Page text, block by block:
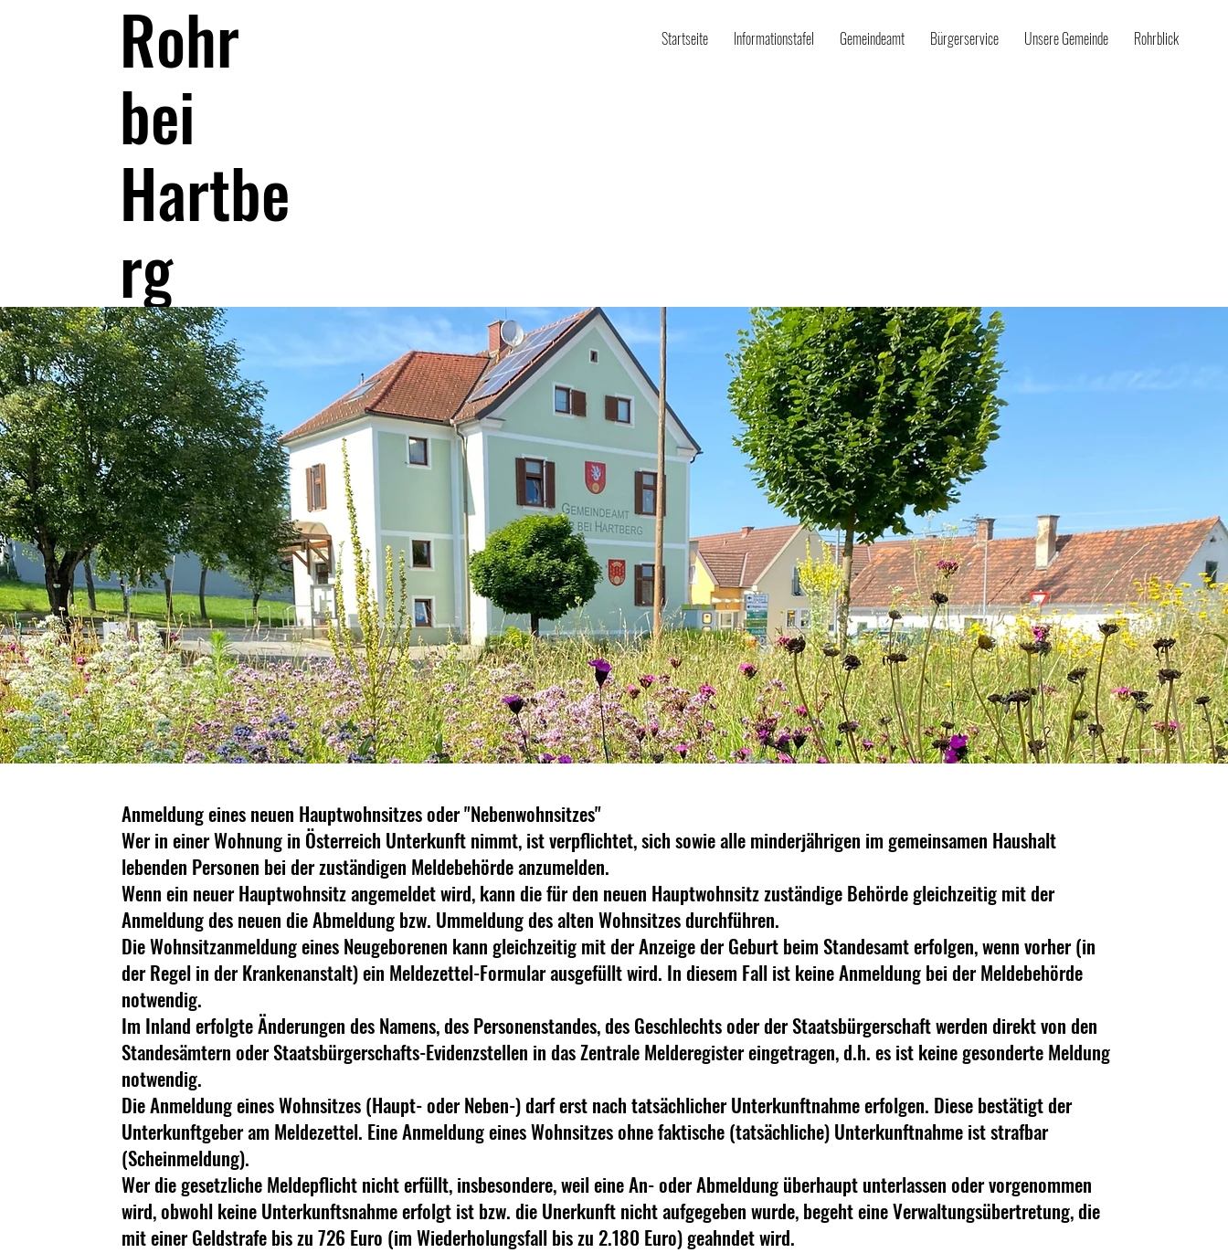
Startseite Informationstafel Gemeindeamt Bürgerservice Unsere Gemeinde Rohrblick
Rohr
bei
Hartbe
rg
Anmeldung eines neuen Hauptwohnsitzes oder "Nebenwohnsitzes"
Wer in einer Wohnung in Österreich Unterkunft nimmt, ist verpflichtet, sich sowie alle minderjährigen im gemeinsamen Haushalt
lebenden Personen bei der zuständigen Meldebehörde anzumelden.
Wenn ein neuer Hauptwohnsitz angemeldet wird, kann die für den neuen Hauptwohnsitz zuständige Behörde gleichzeitig mit der
Anmeldung des neuen die Abmeldung bzw. Ummeldung des alten Wohnsitzes durchführen.
Die Wohnsitzanmeldung eines Neugeborenen kann gleichzeitig mit der Anzeige der Geburt beim Standesamt erfolgen, wenn vorher (in
der Regel in der Krankenanstalt) ein Meldezettel-Formular ausgefüllt wird. In diesem Fall ist keine Anmeldung bei der Meldebehörde
notwendig.
Im Inland erfolgte Änderungen des Namens, des Personenstandes, des Geschlechts oder der Staatsbürgerschaft werden direkt von den
Standesämtern oder Staatsbürgerschafts-Evidenzstellen in das Zentrale Melderegister eingetragen, d.h. es ist keine gesonderte Meldung
notwendig.
Die Anmeldung eines Wohnsitzes (Haupt- oder Neben-) darf erst nach tatsächlicher Unterkunftnahme erfolgen. Diese bestätigt der
Unterkunftgeber am Meldezettel. Eine Anmeldung eines Wohnsitzes ohne faktische (tatsächliche) Unterkunftnahme ist strafbar
(Scheinmeldung).
Wer die gesetzliche Meldepflicht nicht erfüllt, insbesondere, weil eine An- oder Abmeldung überhaupt unterlassen oder vorgenommen
wird, obwohl keine Unterkunftsnahme erfolgt ist bzw. die Unerkunft nicht aufgegeben wurde, begeht eine Verwaltungsübertretung, die
mit einer Geldstrafe bis zu 726 Euro (im Wiederholungsfall bis zu 2.180 Euro) geahndet wird.